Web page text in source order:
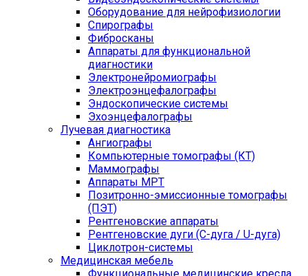
Оборудование для нейрофизиологии
Спирографы
Фибросканы
Аппараты для функциональной
диагностики
Электронейромиографы
Электроэнцефалографы
Эндоскопические системы
Эхоэнцефалографы
Лучевая диагностика
Ангиографы
Компьютерные томографы (КТ)
Маммографы
Аппараты МРТ
Позитронно-эмиссионные томографы
(ПЭТ)
Рентгеновские аппараты
Рентгеновские дуги (С-дуга / U-дуга)
Циклотрон-системы
Медицинская мебель